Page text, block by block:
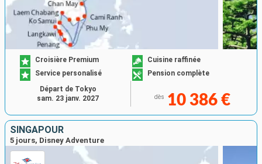
Croisière Premium
Cuisine raffinée
Service personalisé
Pension complète
dès 10 386 €
Départ de Tokyo
sam. 23 janv. 2027
SINGAPOUR
5 jours, Disney Adventure